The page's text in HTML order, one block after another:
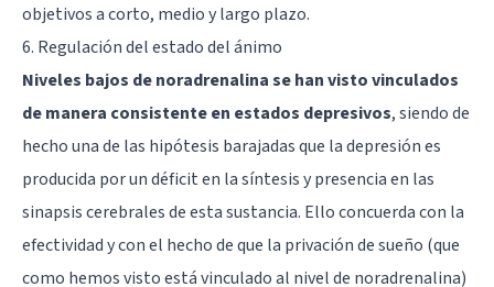
objetivos a corto, medio y largo plazo.
6. Regulación del estado del ánimo
Niveles bajos de noradrenalina se han visto vinculados
de manera consistente en estados depresivos, siendo de
hecho una de las hipótesis barajadas que la depresión es
producida por un déficit en la síntesis y presencia en las
sinapsis cerebrales de esta sustancia. Ello concuerda con la
efectividad y con el hecho de que la privación de sueño (que
como hemos visto está vinculado al nivel de noradrenalina)